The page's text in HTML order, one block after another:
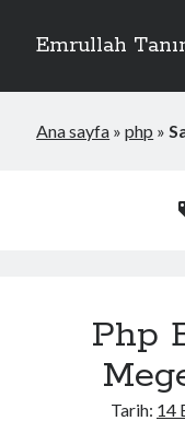
Emrullah
Yan
Menü
Ana sayfa »php »
Php
Tarih: 14